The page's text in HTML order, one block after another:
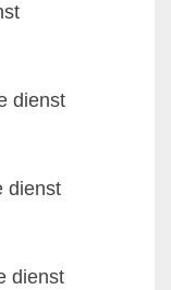
dienst
dienst
dienst